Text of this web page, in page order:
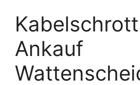
Kabelschrott
Ankauf